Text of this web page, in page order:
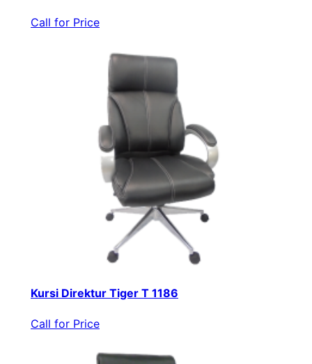
Call for Price
Kursi Direktur Tiger T 1186
Call for Price